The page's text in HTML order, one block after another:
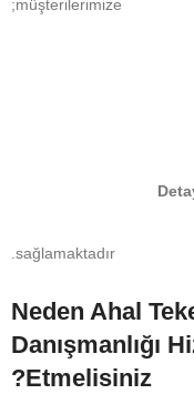
müşterilerimize;
sağlamaktadır.
Neden Ahal
Danışmanlığı
Etmelisiniz?